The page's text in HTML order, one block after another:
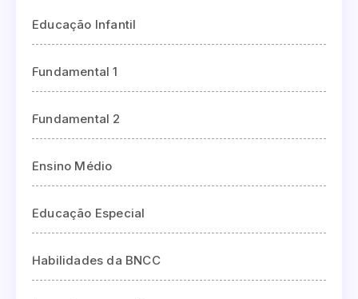
Educação Infantil
Fundamental 1
Fundamental 2
Ensino Médio
Educação Especial
Habilidades da BNCC